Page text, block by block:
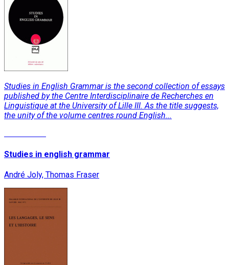
Studies in English Grammar is the second collection of essays
published by the Centre Interdisciplinaire de Recherches en
Linguistique at the University of Lille III. As the title suggests,
the unity of the volume centres round English...
Studies in english grammar
André Joly, Thomas Fraser